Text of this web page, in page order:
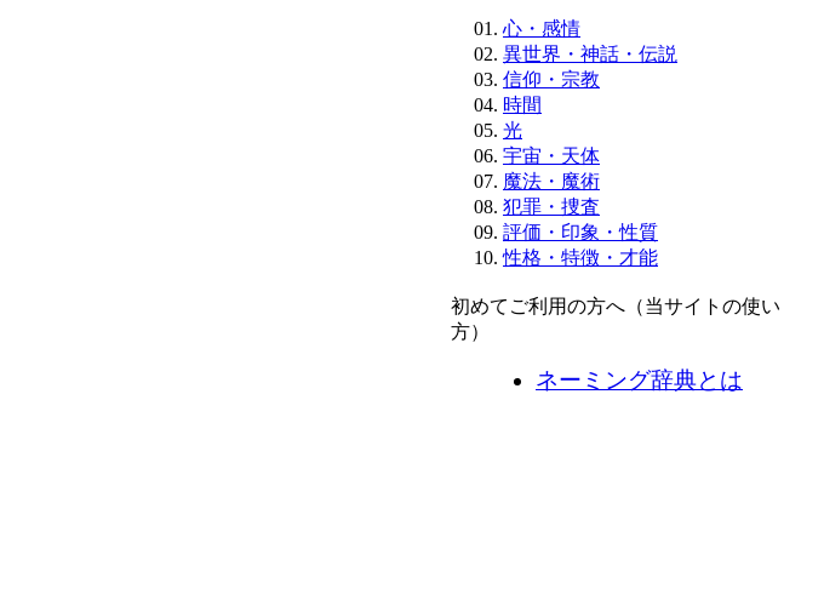
心・感情
異世界・神話・伝説
信仰・宗教
時間
光
宇宙・天体
魔法・魔術
犯罪・捜査
評価・印象・性質
性格・特徴・才能
初めてご利用の方へ（当サイトの使い
方）
ネーミング辞典とは